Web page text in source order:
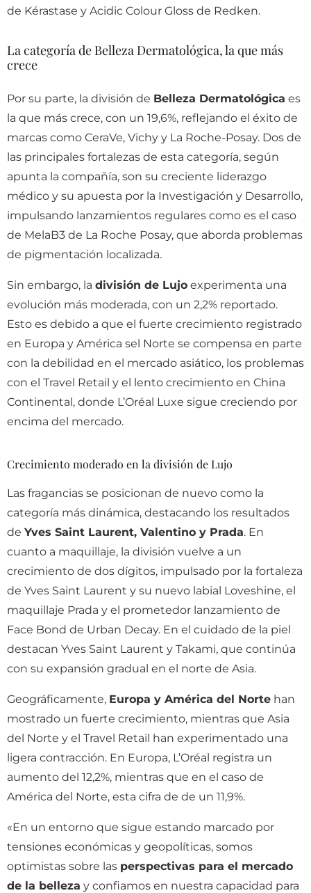
de Kérastase y Acidic Colour Gloss de Redken.
La categoría de Belleza Dermatológica, la que más
crece
Por su parte, la división de Belleza Dermatológica es
la que más crece, con un 19,6%, reflejando el éxito de
marcas como CeraVe, Vichy y La Roche-Posay. Dos de
las principales fortalezas de esta categoría, según
apunta la compañía, son su creciente liderazgo
médico y su apuesta por la Investigación y Desarrollo,
impulsando lanzamientos regulares como es el caso
de MelaB3 de La Roche Posay, que aborda problemas
de pigmentación localizada.
Sin embargo, la división de Lujo experimenta una
evolución más moderada, con un 2,2% reportado.
Esto es debido a que el fuerte crecimiento registrado
en Europa y América sel Norte se compensa en parte
con la debilidad en el mercado asiático, los problemas
con el Travel Retail y el lento crecimiento en China
Continental, donde L’Oréal Luxe sigue creciendo por
encima del mercado.
Crecimiento moderado en la división de Lujo
Las fragancias se posicionan de nuevo como la
categoría más dinámica, destacando los resultados
de Yves Saint Laurent, Valentino y Prada. En
cuanto a maquillaje, la división vuelve a un
crecimiento de dos dígitos, impulsado por la fortaleza
de Yves Saint Laurent y su nuevo labial Loveshine, el
maquillaje Prada y el prometedor lanzamiento de
Face Bond de Urban Decay. En el cuidado de la piel
destacan Yves Saint Laurent y Takami, que continúa
con su expansión gradual en el norte de Asia.
Geográficamente, Europa y América del Norte han
mostrado un fuerte crecimiento, mientras que Asia
del Norte y el Travel Retail han experimentado una
ligera contracción. En Europa, L’Oréal registra un
aumento del 12,2%, mientras que en el caso de
América del Norte, esta cifra de de un 11,9%.
«En un entorno que sigue estando marcado por
tensiones económicas y geopolíticas, somos
optimistas sobre las perspectivas para el mercado
de la belleza y confiamos en nuestra capacidad para